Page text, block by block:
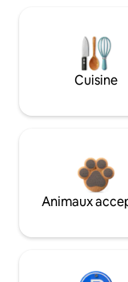
Cuisine
Animaux